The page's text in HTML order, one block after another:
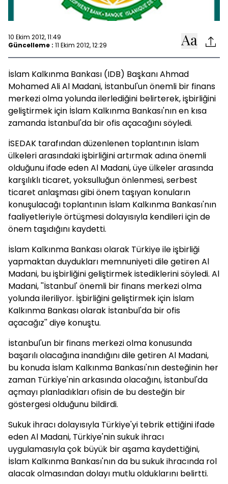
10 Ekim 2012, 11:49
Güncelleme : 11 Ekim 2012, 12:29
İslam Kalkınma Bankası (IDB) Başkanı Ahmad
Mohamed Ali Al Madani, İstanbul'un önemli bir finans
merkezi olma yolunda ilerlediğini belirterek, işbirliğini
geliştirmek için İslam Kalkınma Bankası'nın en kısa
zamanda İstanbul'da bir ofis açacağını söyledi.
İSEDAK tarafından düzenlenen toplantının İslam
ülkeleri arasındaki işbirliğini artırmak adına önemli
olduğunu ifade eden Al Madani, üye ülkeler arasında
karşılıklı ticaret, yoksulluğun önlenmesi, serbest
ticaret anlaşması gibi önem taşıyan konuların
konuşulacağı toplantının İslam Kalkınma Bankası'nın
faaliyetleriyle örtüşmesi dolayısıyla kendileri için de
önem taşıdığını kaydetti.
İslam Kalkınma Bankası olarak Türkiye ile işbirliği
yapmaktan duydukları memnuniyeti dile getiren Al
Madani, bu işbirliğini geliştirmek istediklerini söyledi. Al
Madani, ''İstanbul' önemli bir finans merkezi olma
yolunda ileriliyor. İşbirliğini geliştirmek için İslam
Kalkınma Bankası olarak İstanbul'da bir ofis
açacağız'' diye konuştu.
İstanbul'un bir finans merkezi olma konusunda
başarılı olacağına inandığını dile getiren Al Madani,
bu konuda İslam Kalkınma Bankası'nın desteğinin her
zaman Türkiye'nin arkasında olacağını, İstanbul'da
açmayı planladıkları ofisin de bu desteğin bir
göstergesi olduğunu bildirdi.
Sukuk ihracı dolayısıyla Türkiye'yi tebrik ettiğini ifade
eden Al Madani, Türkiye'nin sukuk ihracı
uygulamasıyla çok büyük bir aşama kaydettiğini,
İslam Kalkınma Bankası'nın da bu sukuk ihracında rol
alacak olmasından dolayı mutlu olduklarını belirtti.